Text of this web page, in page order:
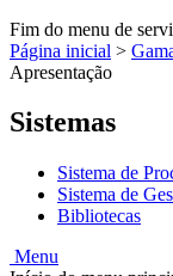
Fim do menu de
Página inicial >
Apresentação
Sistemas
Sistema de
Sistema de
Bibliotecas
Menu